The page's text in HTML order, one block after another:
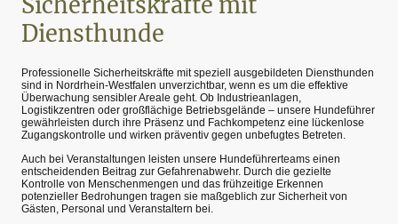
Sicherheitskräfte mit
Diensthunde
Professionelle Sicherheitskräfte mit speziell ausgebildeten Diensthunden
sind in Nordrhein-Westfalen unverzichtbar, wenn es um die effektive
Überwachung sensibler Areale geht. Ob Industrieanlagen,
Logistikzentren oder großflächige Betriebsgelände – unsere Hundeführer
gewährleisten durch ihre Präsenz und Fachkompetenz eine lückenlose
Zugangskontrolle und wirken präventiv gegen unbefugtes Betreten.
Auch bei Veranstaltungen leisten unsere Hundeführerteams einen
entscheidenden Beitrag zur Gefahrenabwehr. Durch die gezielte
Kontrolle von Menschenmengen und das frühzeitige Erkennen
potenzieller Bedrohungen tragen sie maßgeblich zur Sicherheit von
Gästen, Personal und Veranstaltern bei.